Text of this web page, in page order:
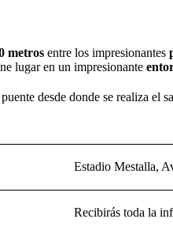
metros entre los impresionantes
lugar en un impresionante
desde donde se realiza el
Estadio Mestalla,
Recibirás toda la